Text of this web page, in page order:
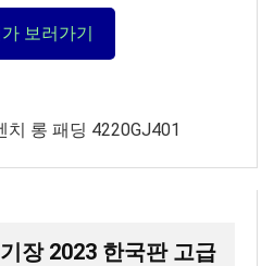
보러가기
치 롱 패딩 4220GJ401
장 2023 한국판 고급